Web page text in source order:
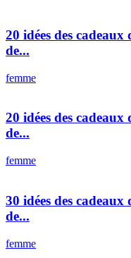
20 idées des
de...
femme
20 idées des
de...
femme
30 idées des
de...
femme